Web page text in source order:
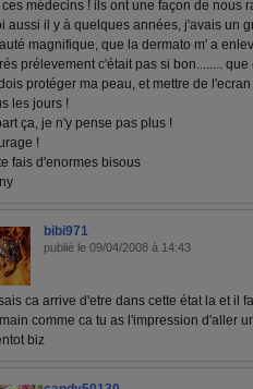
médecins ! ils ont une façon de nous
aussi il y à quelques années, j'avais un
magnifique, que la dermato m' a
prélevement c'était pas si bon........ que
protéger ma peau, et mettre de
les jours !
ça, je n'y pense pas plus !
!
fais d'enormes bisous
bibi971
publié le 09/04/2008 à 14:43
ca arrive d'etre dans cette état la et il
comme ca tu as l'impression d'aller
biz